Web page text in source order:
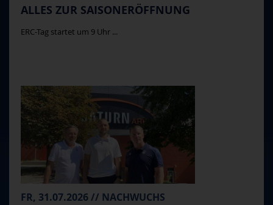
ALLES ZUR SAISONERÖFFNUNG
ERC-Tag startet um 9 Uhr ...
FR, 31.07.2026 // NACHWUCHS